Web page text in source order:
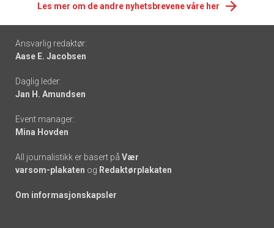
Les mer om de andre nyhetsbrevene våre her
Footer
-
links
Ansvarlig redaktør:
Aase E. Jacobsen
Daglig leder:
Jan H. Amundsen
Event manager:
Mina Hovden
All journalistikk er basert på Vær
varsom-plakaten og Redaktørplakaten
Om informasjonskapsler